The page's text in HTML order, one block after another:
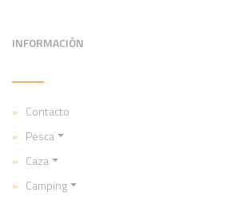
INFORMACIÓN
Contacto
Pesca
Caza
Camping